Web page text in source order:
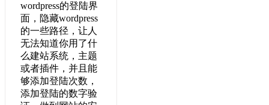
wordpress的登陆界
面，隐藏wordpress
的一些路径，让人
无法知道你用了什
么建站系统，主题
或者插件，并且能
够添加登陆次数，
添加登陆的数字验